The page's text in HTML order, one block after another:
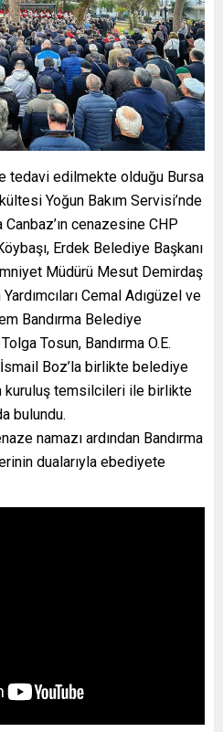
tedavi edilmekte olduğu Bursa
Yoğun Bakım Servisi’nde
cenazesine CHP
Erdek Belediye Başkanı
Müdürü Mesut Demirdaş
Cemal Adıgüzel ve
Bandırma Belediye
Tosun, Bandırma O.E.
Boz’la birlikte belediye
temsilcileri ile birlikte
bulundu.
namazı ardından Bandırma
dualarıyla ebediyete